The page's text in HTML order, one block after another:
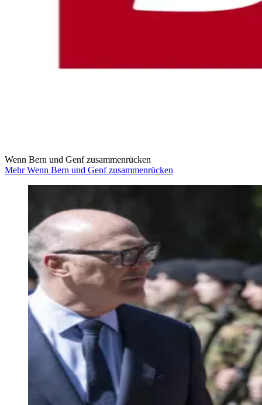
Wenn Bern und Genf zusammenrücken
Mehr Wenn Bern und Genf zusammenrücken